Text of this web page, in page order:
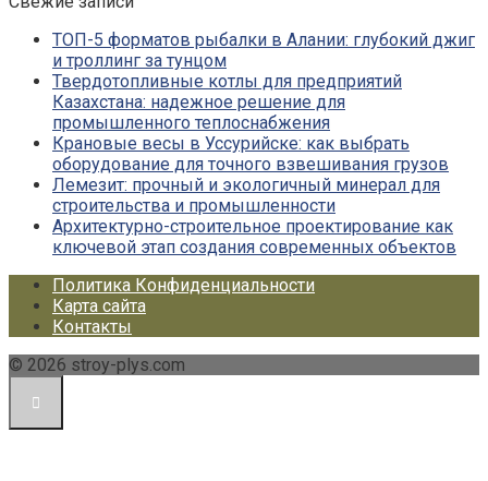
ТОП-5 форматов рыбалки в Алании: глубокий джиг
и троллинг за тунцом
Твердотопливные котлы для предприятий
Казахстана: надежное решение для
промышленного теплоснабжения
Крановые весы в Уссурийске: как выбрать
оборудование для точного взвешивания грузов
Лемезит: прочный и экологичный минерал для
строительства и промышленности
Архитектурно-строительное проектирование как
ключевой этап создания современных объектов
Политика Конфиденциальности
Карта сайта
Контакты
© 2026 stroy-plys.com